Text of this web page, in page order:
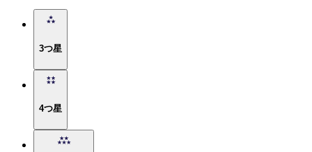
3つ星
4つ星